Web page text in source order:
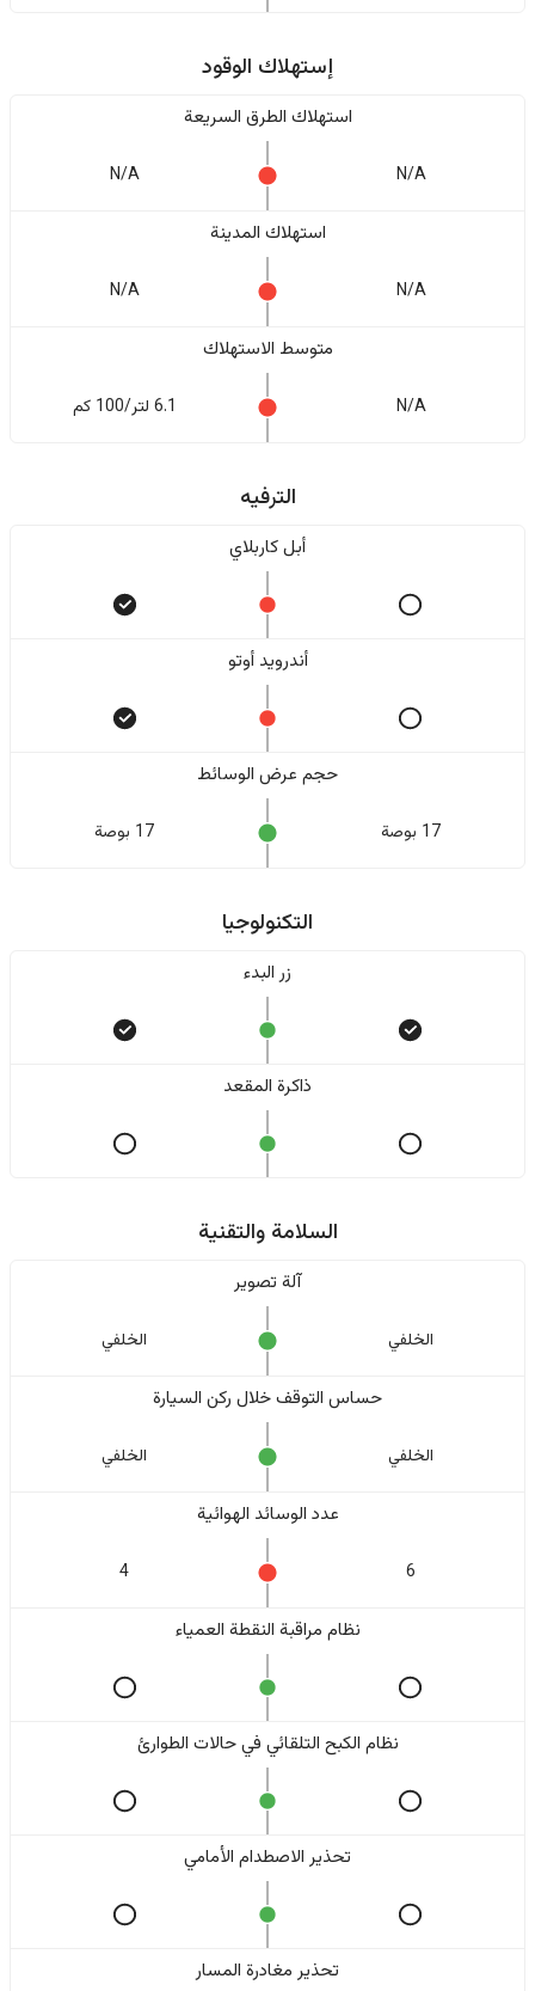
إستهلاك الوقود
استهلاك الطرق السريعة
N/A
N/A
استهلاك المدينة
N/A
N/A
متوسط الاستهلاك
N/A 6.1 لتر/100 كم
الترفيه
أبل كاربلاي
أندرويد أوتو
حجم عرض الوسائط
17 بوصة 17 بوصة
التكنولوجيا
زر البدء
ذاكرة المقعد
السلامة والتقنية
آلة تصوير
الخلفي الخلفي
حساس التوقف خلال ركن السيارة
الخلفي الخلفي
عدد الوسائد الهوائية
6
4
نظام مراقبة النقطة العمياء
نظام الكبح التلقائي في حالات الطوارئ
تحذير الاصطدام الأمامي
تحذير مغادرة المسار